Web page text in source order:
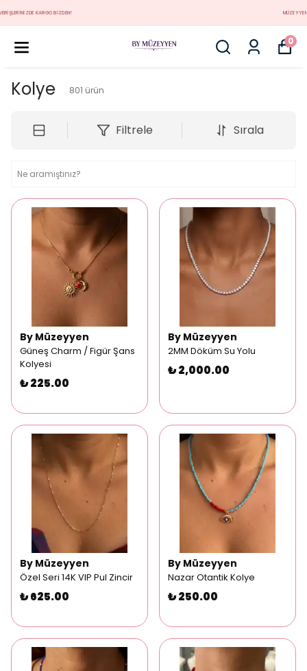
0
Kolye 801 ürün
Filtrele Sırala
By Müzeyyen
Güneş Charm / Figür Şans
Kolyesi
₺ 225.00
By Müzeyyen
2MM Döküm Su Yolu
₺ 2,000.00
By Müzeyyen
Özel Seri 14K VIP Pul Zincir
₺ 625.00
By Müzeyyen
Nazar Otantik Kolye
₺ 250.00